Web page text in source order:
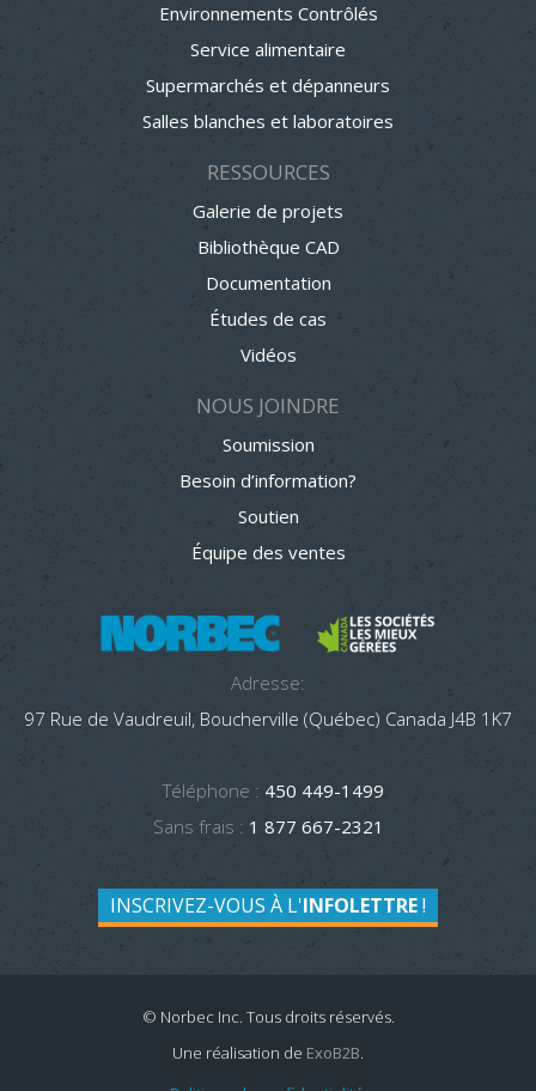
Environnements Contrôlés
Service alimentaire
Supermarchés et dépanneurs
Salles blanches et laboratoires
RESSOURCES
Galerie de projets
Bibliothèque CAD
Documentation
Études de cas
Vidéos
NOUS JOINDRE
Soumission
Besoin d’information?
Soutien
Équipe des ventes
Adresse:
97 Rue de Vaudreuil, Boucherville (Québec) Canada J4B 1K7
Téléphone : 450 449-1499
Sans frais : 1 877 667-2321
INSCRIVEZ-VOUS À L'INFOLETTRE!
© Norbec Inc. Tous droits réservés.
Une réalisation de ExoB2B.